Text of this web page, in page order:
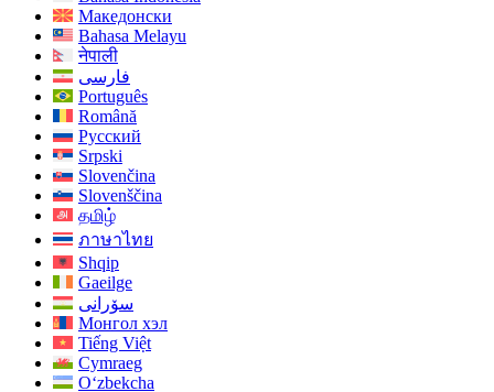
Македонски
Bahasa Melayu
नेपाली
فارسی
Português
Română
Русский
Srpski
Slovenčina
Slovenščina
தமிழ்
ภาษาไทย
Shqip
Gaeilge
سۆرانی
Монгол хэл
Tiếng Việt
Cymraeg
O‘zbekcha